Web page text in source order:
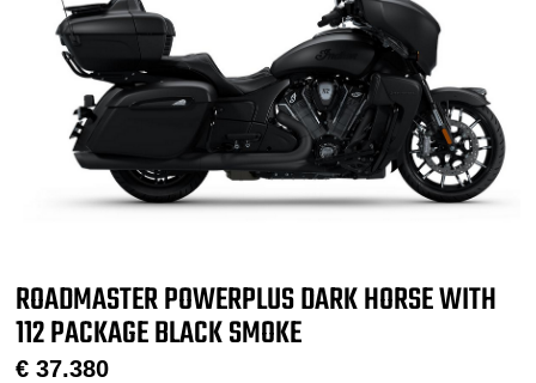
ROADMASTER POWERPLUS DARK HORSE WITH
112 PACKAGE BLACK SMOKE
€37.380